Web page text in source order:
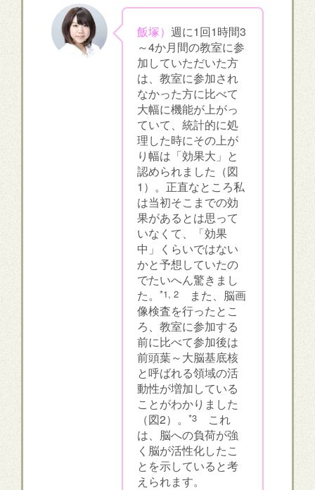
飯塚） 週に1回1時間3
～4か月間の教室に参
加していただいた方
は、教室に参加され
なかった方に比べて
大幅に機能が上がっ
ていて、統計的に処
理した時にその上が
り幅は「効果大」と
認められました（図
1）。正直なところ私
は当初そこまでの効
果があるとは思って
いなくて、「効果
中」くらいではない
かと予想していたの
でたいへん驚きまし
た。 *1, 2
また、脳画
像検査を行ったとこ
ろ、教室に参加する
前に比べて参加後は
前頭葉～大脳基底核
と呼ばれる領域の活
動性が増加している
ことがわかりました
（図2）。 *3
これ
は、脳への負荷が強
く脳が活性化したこ
とを示していると考
えられます。